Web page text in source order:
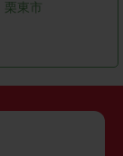
栗東市